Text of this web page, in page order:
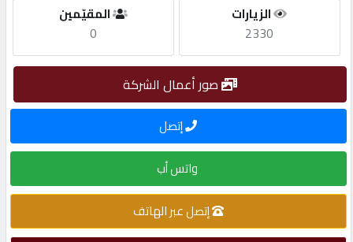
الاحصائيات
شركات
المقيّمين
0
الزيارات
2330
صور أعمال الشركة
إتصل
واتس أب
إتصل عبر الهاتف